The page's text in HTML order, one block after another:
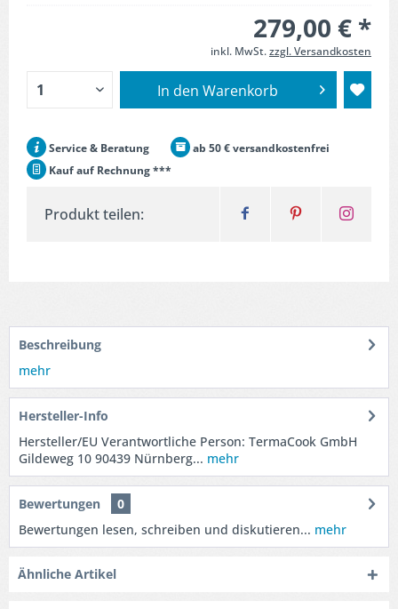
279,00 € *
inkl. MwSt.zzgl. Versandkosten
In den Warenkorb
Service & Beratung
ab 50 € versandkostenfrei
Kauf auf Rechnung ***
Produkt teilen:
Beschreibung
mehr
Hersteller-Info
Hersteller/EU Verantwortliche Person: TermaCook GmbH
Gildeweg 10 90439 Nürnberg... mehr
Bewertungen
0
Bewertungen lesen, schreiben und diskutieren... mehr
Ähnliche Artikel